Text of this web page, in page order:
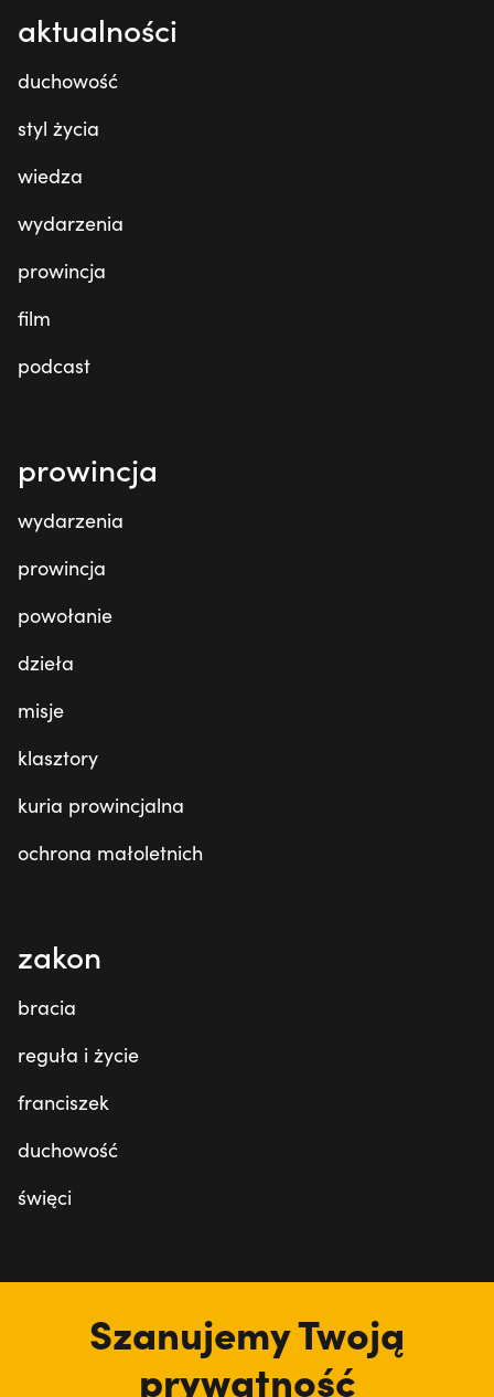
aktualności
duchowość
styl życia
wiedza
wydarzenia
prowincja
film
podcast
prowincja
wydarzenia
prowincja
powołanie
dzieła
misje
klasztory
kuria prowincjalna
ochrona małoletnich
zakon
bracia
reguła i życie
franciszek
duchowość
święci
Szanujemy Twoją
prywatność